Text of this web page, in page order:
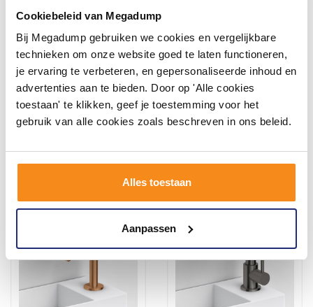
Cookiebeleid van Megadump
Bij Megadump gebruiken we cookies en vergelijkbare
technieken om onze website goed te laten functioneren,
je ervaring te verbeteren, en gepersonaliseerde inhoud en
advertenties aan te bieden. Door op 'Alle cookies
toestaan' te klikken, geef je toestemming voor het
gebruik van alle cookies zoals beschreven in ons beleid.
Alles toestaan
Aanpassen
Badkamermeubelset
Dubbele Wasbak 120 CM
992,20
861,00
Meer info
Afvoerplug Niet Afsluitbaar
Clou Goud Geborsteld
92,00
Meer info